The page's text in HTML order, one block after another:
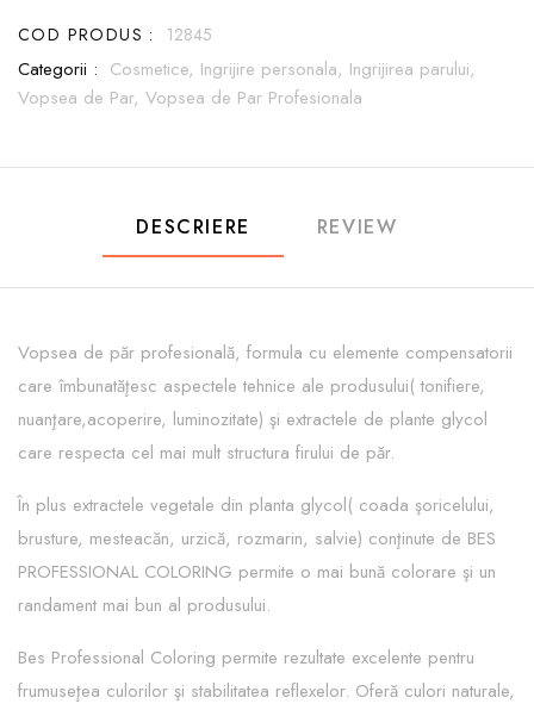
COD PRODUS : 12845
Categorii : Cosmetice, Ingrijire personala, Ingrijirea parului,
Vopsea de Par, Vopsea de Par Profesionala
DESCRIERE REVIEW
Vopsea de păr profesională, formula cu elemente compensatorii
care îmbunatăţesc aspectele tehnice ale produsului( tonifiere,
nuanţare,acoperire, luminozitate) şi extractele de plante glycol
care respecta cel mai mult structura firului de păr.
În plus extractele vegetale din planta glycol( coada şoricelului,
brusture, mesteacăn, urzică, rozmarin, salvie) conţinute de BES
PROFESSIONAL COLORING permite o mai bună colorare şi un
randament mai bun al produsului.
Bes Professional Coloring permite rezultate excelente pentru
frumuseţea culorilor şi stabilitatea reflexelor. Oferă culori naturale,